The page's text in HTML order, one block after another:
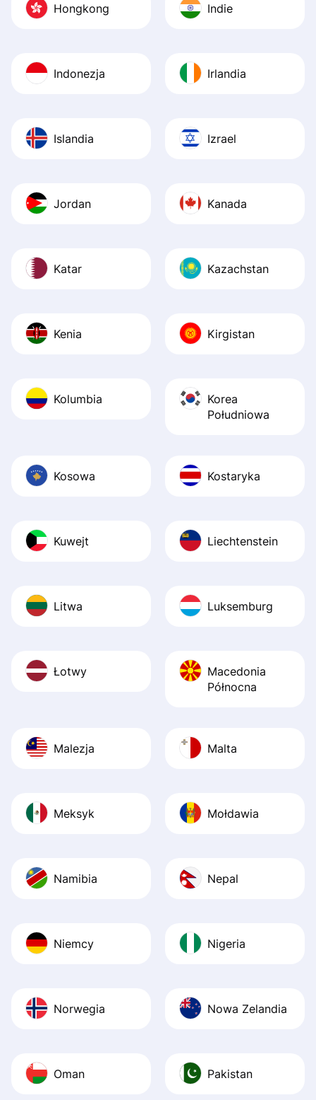
Hongkong Indie
Indonezja Irlandia
Islandia Izrael
Jordan Kanada
Katar Kazachstan
Kenia Kirgistan
Kolumbia
Korea
Południowa
Kosowa Kostaryka
Kuwejt Liechtenstein
Litwa Luksemburg
Łotwy
Macedonia
Północna
Malezja Malta
Meksyk Mołdawia
Namibia Nepal
Niemcy Nigeria
Norwegia Nowa Zelandia
Oman Pakistan